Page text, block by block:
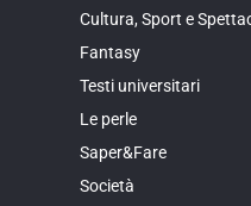
Cultura, Sport e
Fantasy
Testi universitari
Le perle
Saper&Fare
Società